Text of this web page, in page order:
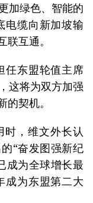
加绿色、智能的
电缆向新加坡输
互通。
任东盟轮值主席
这将为双方加强
契机。
时，维文外长认
“奋发图强新纪
成为全球增长最
成为东盟第二大